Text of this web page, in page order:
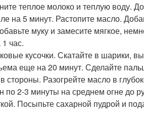
теплое молоко и теплую воду.
на 5 минут. Растопите масло.
муку и замесите мягкое,
час.
кусочки. Скатайте в шарики,
еще на 20 минут. Сделайте
Разогрейте масло в
по 2-3 минуты на среднем огне до
Посыпьте сахарной пудрой и